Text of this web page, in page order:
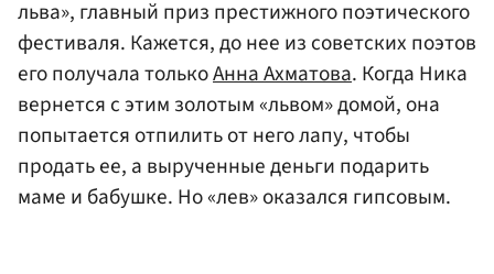
льва», главный приз престижного поэтического
фестиваля. Кажется, до нее из советских поэтов
его получала толькоАнна Ахматова. Когда Ника
вернется с этим золотым «львом» домой, она
попытается отпилить от него лапу, чтобы
продать ее, а вырученные деньги подарить
маме и бабушке. Но «лев» оказался гипсовым.